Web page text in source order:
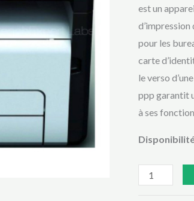
est un
pour les
carte
le verso
ppp garantit
à ses